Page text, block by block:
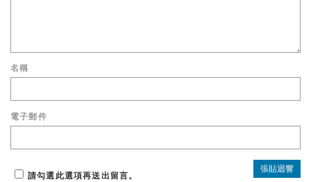
名稱
電子郵件
請勾選此選項再送出留言。